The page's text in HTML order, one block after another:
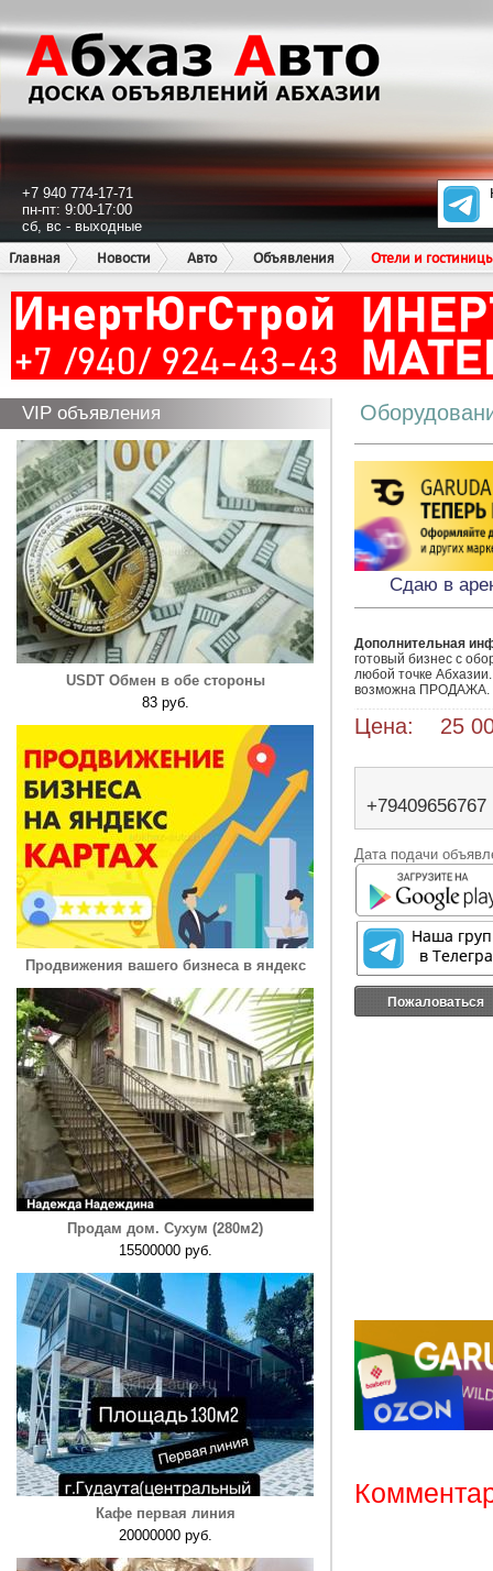
+7 940 774-17-71
пн-пт: 9:00-17:00
сб, вс - выходные
Главная
Новости Авто Объявления Отели и
VIP объявления
USDT Обмен в обе стороны
83 руб.
Продвижения вашего бизнеса в яндекс
Продам дом. Сухум (280м2)
15500000 руб.
Кафе первая линия
20000000 руб.
Сдаю в
Дополнительная
готовый бизнес с
любой точке
возможна ПРОДАЖА.
Цена: 25
+79409656767
Дата подачи
Пожаловаться